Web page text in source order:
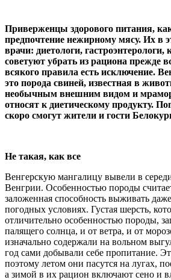
Приверженцы здорового питания,
предпочтение нежирному мясу. Их в
врачи: диетологи, гастроэнтерологи,
советуют убрать из рациона прежде
всякого правила есть исключение.
это порода свиней, известная в
необычным внешним видом и
относят к диетическому продукту.
скоро смогут жители и гости
Не такая, как все
Венгерскую мангалицу вывели в
Венгрии. Особенностью породы
заложенная способность выживать
погодных условиях. Густая шерсть,
отличительно особенностью породы,
палящего солнца, и от ветра, и от
изначально содержали на вольном
год сами добывали себе пропитание.
поэтому летом они пасутся на лугах,
а зимой в их рацион включают сено и